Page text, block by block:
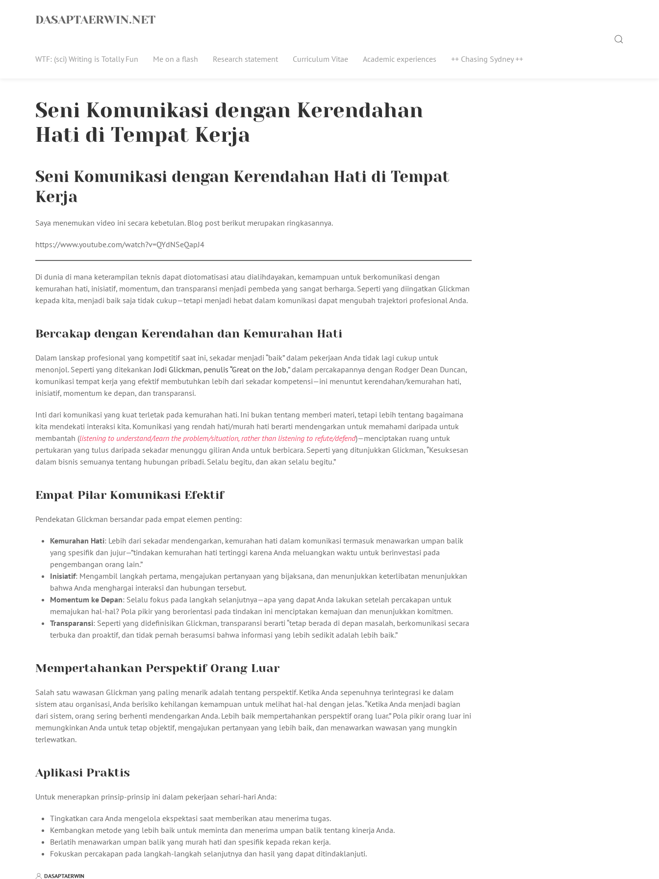
DASAPTAERWIN.NET
WTF: (sci) Writing is Totally Fun Me on a flash Research statement Curriculum Vitae Academic experiences ++ Chasing Sydney ++
Search
Seni Komunikasi dengan Kerendahan
Hati di Tempat Kerja
Seni Komunikasi dengan Kerendahan Hati di Tempat
Kerja
Saya menemukan video ini secara kebetulan. Blog post berikut merupakan ringkasannya.
https://www.youtube.com/watch?v=QYdNSeQapJ4
Di dunia di mana keterampilan teknis dapat diotomatisasi atau dialihdayakan, kemampuan untuk berkomunikasi dengan
kemurahan hati, inisiatif, momentum, dan transparansi menjadi pembeda yang sangat berharga. Seperti yang diingatkan Glickman
kepada kita, menjadi baik saja tidak cukup—tetapi menjadi hebat dalam komunikasi dapat mengubah trajektori profesional Anda.
Bercakap dengan Kerendahan dan Kemurahan Hati
Dalam lanskap profesional yang kompetitif saat ini, sekadar menjadi “baik” dalam pekerjaan Anda tidak lagi cukup untuk
menonjol. Seperti yang ditekankanJodi Glickman, penulis “Great on the Job,” dalam percakapannya dengan Rodger Dean Duncan,
komunikasi tempat kerja yang efektif membutuhkan lebih dari sekadar kompetensi—ini menuntut kerendahan/kemurahan hati,
inisiatif, momentum ke depan, dan transparansi.
Inti dari komunikasi yang kuat terletak pada kemurahan hati. Ini bukan tentang memberi materi, tetapi lebih tentang bagaimana
kita mendekati interaksi kita. Komunikasi yang rendah hati/murah hati berarti mendengarkan untuk memahami daripada untuk
membantah (listening to understand/learn the problem/situation, rather than listening to refute/defend)—menciptakan ruang untuk
pertukaran yang tulus daripada sekadar menunggu giliran Anda untuk berbicara. Seperti yang ditunjukkan Glickman, “Kesuksesan
dalam bisnis semuanya tentang hubungan pribadi. Selalu begitu, dan akan selalu begitu.”
Empat Pilar Komunikasi Efektif
Pendekatan Glickman bersandar pada empat elemen penting:
Kemurahan Hati: Lebih dari sekadar mendengarkan, kemurahan hati dalam komunikasi termasuk menawarkan umpan balik
yang spesifik dan jujur—”tindakan kemurahan hati tertinggi karena Anda meluangkan waktu untuk berinvestasi pada
pengembangan orang lain.”
Inisiatif: Mengambil langkah pertama, mengajukan pertanyaan yang bijaksana, dan menunjukkan keterlibatan menunjukkan
bahwa Anda menghargai interaksi dan hubungan tersebut.
Momentum ke Depan: Selalu fokus pada langkah selanjutnya—apa yang dapat Anda lakukan setelah percakapan untuk
memajukan hal-hal? Pola pikir yang berorientasi pada tindakan ini menciptakan kemajuan dan menunjukkan komitmen.
Transparansi: Seperti yang didefinisikan Glickman, transparansi berarti “tetap berada di depan masalah, berkomunikasi secara
terbuka dan proaktif, dan tidak pernah berasumsi bahwa informasi yang lebih sedikit adalah lebih baik.”
Mempertahankan Perspektif Orang Luar
Salah satu wawasan Glickman yang paling menarik adalah tentang perspektif. Ketika Anda sepenuhnya terintegrasi ke dalam
sistem atau organisasi, Anda berisiko kehilangan kemampuan untuk melihat hal-hal dengan jelas. “Ketika Anda menjadi bagian
dari sistem, orang sering berhenti mendengarkan Anda. Lebih baik mempertahankan perspektif orang luar.” Pola pikir orang luar ini
memungkinkan Anda untuk tetap objektif, mengajukan pertanyaan yang lebih baik, dan menawarkan wawasan yang mungkin
terlewatkan.
Aplikasi Praktis
Untuk menerapkan prinsip-prinsip ini dalam pekerjaan sehari-hari Anda:
Tingkatkan cara Anda mengelola ekspektasi saat memberikan atau menerima tugas.
Kembangkan metode yang lebih baik untuk meminta dan menerima umpan balik tentang kinerja Anda.
Berlatih menawarkan umpan balik yang murah hati dan spesifik kepada rekan kerja.
Fokuskan percakapan pada langkah-langkah selanjutnya dan hasil yang dapat ditindaklanjuti.
DASAPTAERWIN